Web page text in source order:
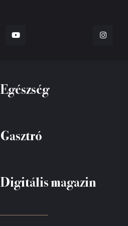
Egészség
Gasztró
Digitális magazin